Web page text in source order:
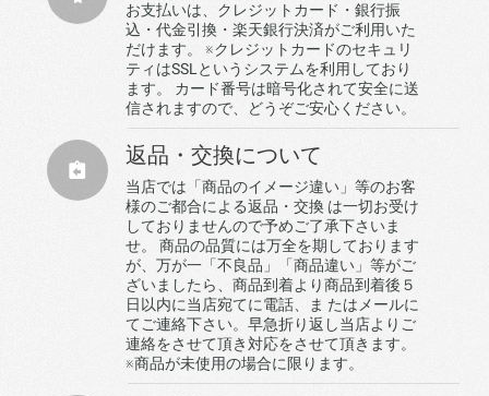
お支払いは、クレジットカード・銀行振
込・代金引換・楽天銀行決済がご利用いた
だけます。 ※クレジットカードのセキュリ
ティはSSLというシステムを利用しており
ます。 カード番号は暗号化されて安全に送
信されますので、どうぞご安心ください。
返品・交換について
当店では「商品のイメージ違い」等のお客
様のご都合による返品・交換 は一切お受け
しておりませんので予めご了承下さいま
せ。 商品の品質には万全を期しております
が、万が一「不良品」「商品違い」等がご
ざいましたら、商品到着より商品到着後５
日以内に当店宛てに電話、ま たはメールに
てご連絡下さい。早急折り返し当店よりご
連絡をさせて頂き対応をさせて頂きます。
※商品が未使用の場合に限ります。